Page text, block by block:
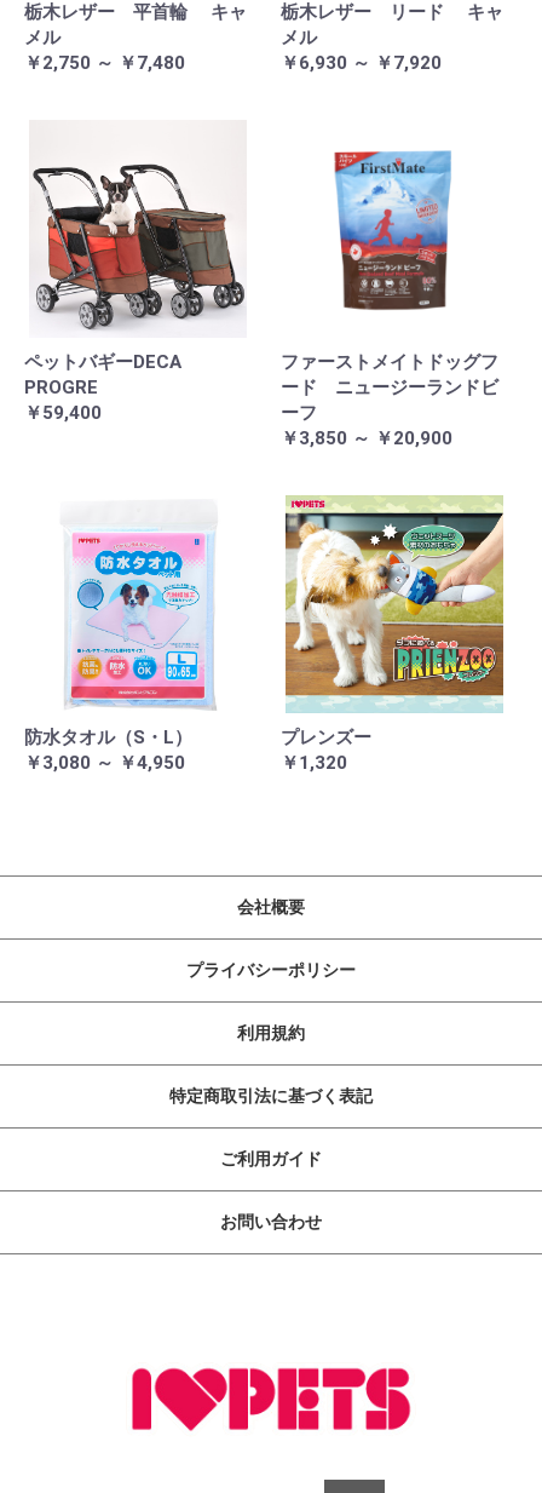
栃木レザー 平首輪 キャ
メル
￥2,750 ～ ￥7,480
栃木レザー リード キャ
メル
￥6,930 ～ ￥7,920
ペットバギーDECA
PROGRE
￥59,400
ファーストメイトドッグフ
ード ニュージーランドビ
ーフ
￥3,850 ～ ￥20,900
防水タオル（S・L）
￥3,080 ～ ￥4,950
プレンズー
￥1,320
会社概要
プライバシーポリシー
利用規約
特定商取引法に基づく表記
ご利用ガイド
お問い合わせ